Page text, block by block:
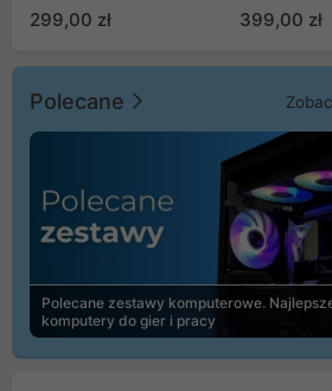
299,00 zł 399,00 zł
Polecane
Polecane zestawy komputerowe.
komputery do gier i pracy